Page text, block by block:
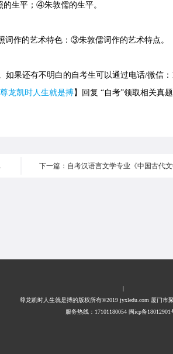
生平；④朱敦儒的生平。
作的艺术特色：③朱敦儒词作的艺术特点。
如果还有不明白的自考生可以通过电话/微信：
尊龙凯时人生就是搏】回复 “自考”领取相关真题
五编第四章
|
尊龙凯时人生就是搏的版权所有©2019 jyxledu.com 厦门市
服务热线：17101180054 闽icp备18012901